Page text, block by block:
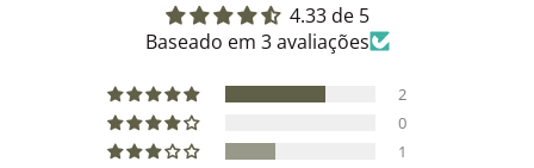
4.33 de 5
Baseado em 3 avaliações
2
0
1